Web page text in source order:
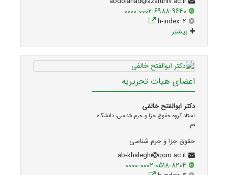
0000-0002-6988-9640
بیشتر
اعضای هیات تحریریه
دکتر ابوالفتح خالفی
استاد گروه حقوق جزا و جرم شناسی، دانشگاه
قم.
حقوق جزا و جرم شناسی
qom.ac.it
0000-0002-0518-8204